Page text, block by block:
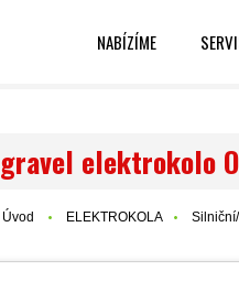
NABÍZÍME
gravel elektrokolo
Úvod ELEKTROKOLA